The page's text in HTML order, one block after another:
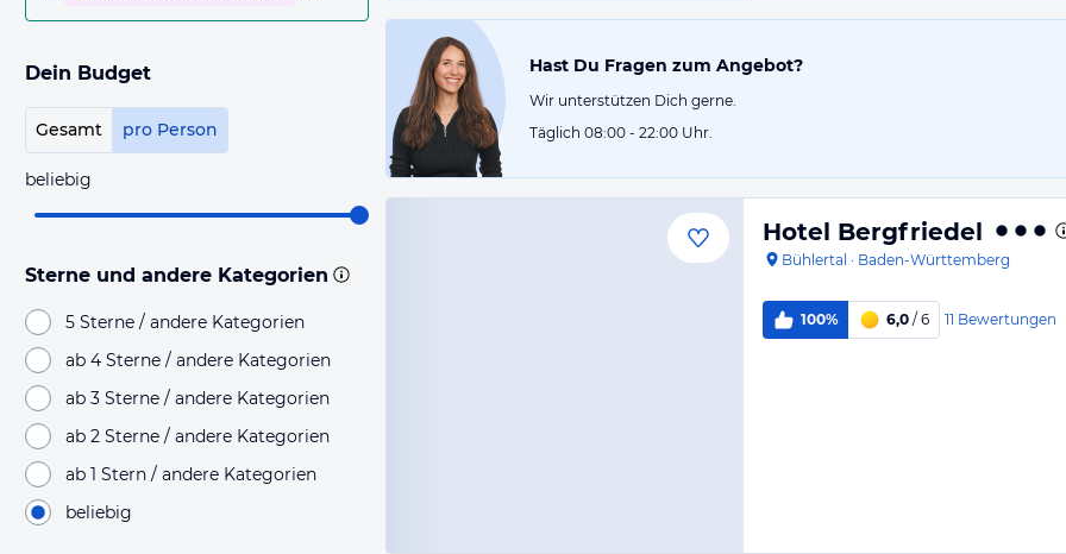
Dein Budget
Gesamt pro Person
beliebig
Sterne und andere Kategorien
5 Sterne / andere Kategorien
ab 4 Sterne / andere Kategorien
ab 3 Sterne / andere Kategorien
ab 2 Sterne / andere Kategorien
ab 1 Stern / andere Kategorien
beliebig
Hast Du Fragen zum Angebot?
Wir unterstützen Dich gerne.
Täglich 08:00 - 22:00 Uhr.
Hotel Bergfriedel
Bühlertal · Baden-Württemberg
100% 6,0 / 6 11 Bewertungen